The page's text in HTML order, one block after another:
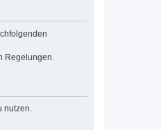
Regelungen.
nutzen.